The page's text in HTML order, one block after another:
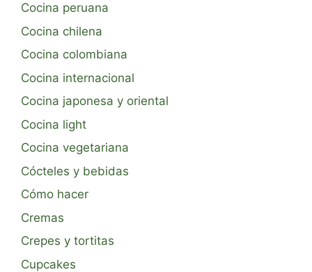
Cocina peruana
Cocina chilena
Cocina colombiana
Cocina internacional
Cocina japonesa y oriental
Cocina light
Cocina vegetariana
Cócteles y bebidas
Cómo hacer
Cremas
Crepes y tortitas
Cupcakes